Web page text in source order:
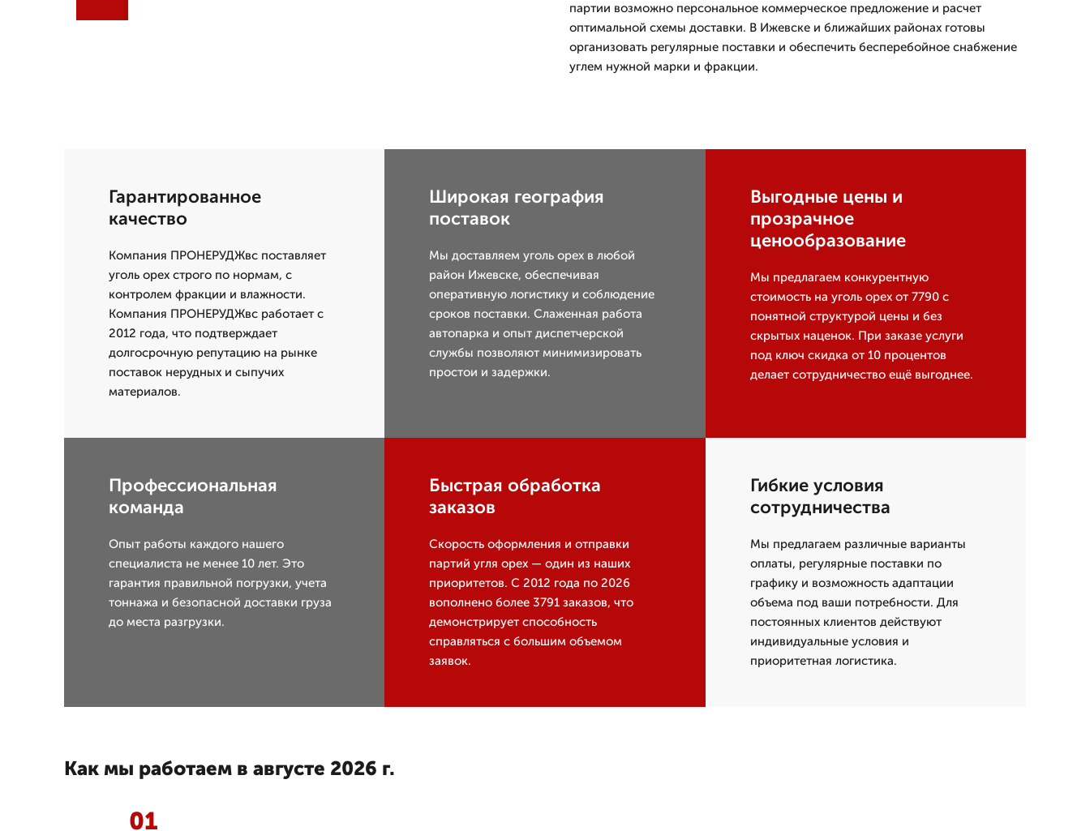
партии возможно персональное коммерческое предложение и расчет
оптимальной схемы доставки. В Ижевске и ближайших районах готовы
организовать регулярные поставки и обеспечить бесперебойное снабжение
углем нужной марки и фракции.
Гарантированное
качество
Компания ПРОНЕРУДЖвс поставляет
уголь орех строго по нормам, с
контролем фракции и влажности.
Компания ПРОНЕРУДЖвс работает с
2012 года, что подтверждает
долгосрочную репутацию на рынке
поставок нерудных и сыпучих
материалов.
Широкая география
поставок
Мы доставляем уголь орех в любой
район Ижевске, обеспечивая
оперативную логистику и соблюдение
сроков поставки. Слаженная работа
автопарка и опыт диспетчерской
службы позволяют минимизировать
простои и задержки.
Выгодные цены и
прозрачное
ценообразование
Мы предлагаем конкурентную
стоимость на уголь орех от 7790 с
понятной структурой цены и без
скрытых наценок. При заказе услуги
под ключ скидка от 10 процентов
делает сотрудничество ещё выгоднее.
Профессиональная
команда
Опыт работы каждого нашего
специалиста не менее 10 лет. Это
гарантия правильной погрузки, учета
тоннажа и безопасной доставки груза
до места разгрузки.
Быстрая обработка
заказов
Скорость оформления и отправки
партий угля орех — один из наших
приоритетов. С 2012 года по 2026
вополнено более 3791 заказов, что
демонстрирует способность
справляться с большим объемом
заявок.
Гибкие условия
сотрудничества
Мы предлагаем различные варианты
оплаты, регулярные поставки по
графику и возможность адаптации
объема под ваши потребности. Для
постоянных клиентов действуют
индивидуальные условия и
приоритетная логистика.
Как мы работаем в августе 2026 г.
01